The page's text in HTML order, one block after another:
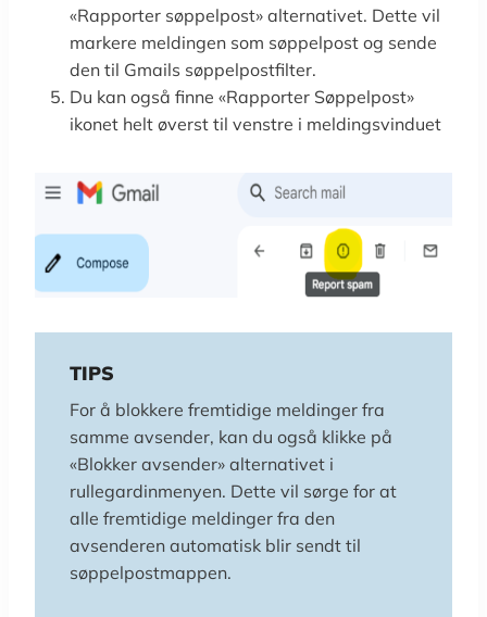
«Rapporter søppelpost» alternativet. Dette vil
markere meldingen som søppelpost og sende
den til Gmails søppelpostfilter.
Du kan også finne «Rapporter Søppelpost»
ikonet helt øverst til venstre i meldingsvinduet
TIPS
For å blokkere fremtidige meldinger fra
samme avsender, kan du også klikke på
«Blokker avsender» alternativet i
rullegardinmenyen. Dette vil sørge for at
alle fremtidige meldinger fra den
avsenderen automatisk blir sendt til
søppelpostmappen.